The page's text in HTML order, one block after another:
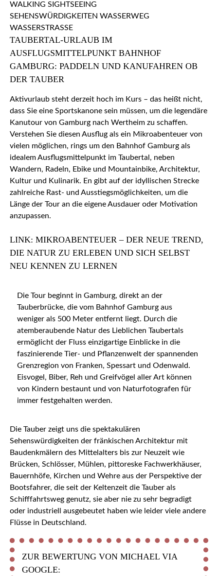
TAUBERTAL-URLAUB IM
AUSFLUGSMITTELPUNKT BAHNHOF
GAMBURG: PADDELN UND KANUFAHREN OB
DER TAUBER
Aktivurlaub steht derzeit hoch im Kurs – das heißt nicht,
dass Sie eine Sportskanone sein müssen, um die legendäre
Kanutour von Gamburg nach Wertheim zu schaffen.
Verstehen Sie diesen Ausflug als ein Mikroabenteuer von
vielen möglichen, rings um den Bahnhof Gamburg als
idealem Ausflugsmittelpunkt im Taubertal, neben
Wandern, Radeln, Ebike und Mountainbike, Architektur,
Kultur und Kulinarik. En gibt auf der idyllischen Strecke
zahlreiche Rast- und Ausstiegsmöglichkeiten, um die
Länge der Tour an die eigene Ausdauer oder Motivation
anzupassen.
LINK: MIKROABENTEUER – DER NEUE TREND,
DIE NATUR ZU ERLEBEN UND SICH SELBST
NEU KENNEN ZU LERNEN
Die Tour beginnt in Gamburg, direkt an der
Tauberbrücke, die vom Bahnhof Gamburg aus
weniger als 500 Meter entfernt liegt. Durch die
atemberaubende Natur des Lieblichen Taubertals
ermöglicht der Fluss einzigartige Einblicke in die
faszinierende Tier- und Pflanzenwelt der spannenden
Grenzregion von Franken, Spessart und Odenwald.
Eisvogel, Biber, Reh und Greifvögel aller Art können
von Kindern bestaunt und von Naturfotografen für
immer festgehalten werden.
Die Tauber zeigt uns die spektakulären
Sehenswürdigkeiten der fränkischen Architektur mit
Baudenkmälern des Mittelalters bis zur Neuzeit wie
Brücken, Schlösser, Mühlen, pittoreske Fachwerkhäuser,
Bauernhöfe, Kirchen und Wehre aus der Perspektive der
Bootsfahrer, die seit der Keltenzeit die Tauber als
Schifffahrtsweg genutz, sie aber nie zu sehr begradigt
oder industriell ausgebeutet haben wie leider viele andere
Flüsse in Deutschland.
ZUR BEWERTUNG VON MICHAEL VIA
GOOGLE: